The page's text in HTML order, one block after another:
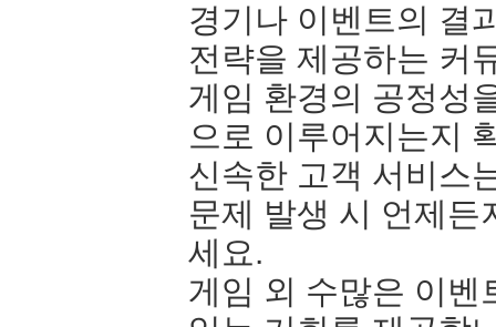
경기나 이벤트의 결
전략을 제공하는 커
게임 환경의 공정성
으로 이루어지는지
신속한 고객 서비스
문제 발생 시 언제든
세요.
게임 외 수많은 이벤